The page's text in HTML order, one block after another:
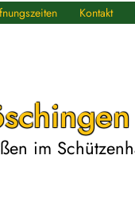
Kontakt
im